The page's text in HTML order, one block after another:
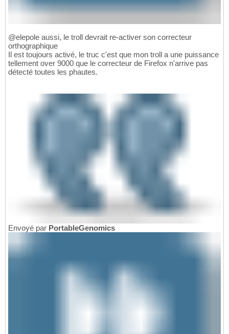
@elepole aussi, le troll devrait re-activer son correcteur
orthographique
Il est toujours activé, le truc c'est que mon troll a une puissance
tellement over 9000 que le correcteur de Firefox n'arrive pas
détecté toutes les phautes.
Envoyé par PortableGenomics